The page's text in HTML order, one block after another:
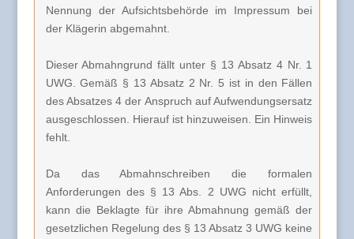
Nennung der Aufsichtsbehörde im Impressum bei
der Klägerin abgemahnt.
Dieser Abmahngrund fällt unter § 13 Absatz 4 Nr. 1
UWG. Gemäß § 13 Absatz 2 Nr. 5 ist in den Fällen
des Absatzes 4 der Anspruch auf Aufwendungsersatz
ausgeschlossen. Hierauf ist hinzuweisen. Ein Hinweis
fehlt.
Da das Abmahnschreiben die formalen
Anforderungen des § 13 Abs. 2 UWG nicht erfüllt,
kann die Beklagte für ihre Abmahnung gemäß der
gesetzlichen Regelung des § 13 Absatz 3 UWG keine